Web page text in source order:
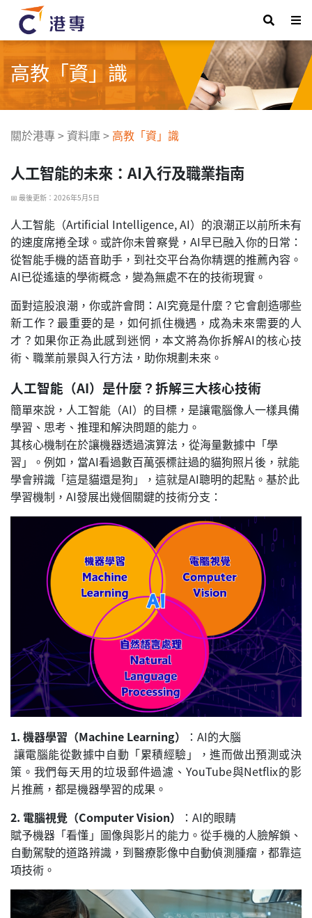
高教「資」識
關於港專>資料庫> 高教「資」識
人工智能的未來：AI入行及職業指南
📅 最後更新：2026年5月5日
人工智能（Artificial Intelligence, AI）的浪潮正以前所未有
的速度席捲全球。或許你未曾察覺，AI早已融入你的日常：
從智能手機的語音助手，到社交平台為你精選的推薦內容。
AI已從遙遠的學術概念，變為無處不在的技術現實。
面對這股浪潮，你或許會問：AI究竟是什麼？它會創造哪些
新工作？最重要的是，如何抓住機遇，成為未來需要的人
才？如果你正為此感到迷惘，本文將為你拆解AI的核心技
術、職業前景與入行方法，助你規劃未來。
人工智能（AI）是什麼？拆解三大核心技術
簡單來說，人工智能（AI）的目標，是讓電腦像人一樣具備
學習、思考、推理和解決問題的能力。
其核心機制在於讓機器透過演算法，從海量數據中「學
習」。例如，當AI看過數百萬張標註過的貓狗照片後，就能
學會辨識「這是貓還是狗」，這就是AI聰明的起點。基於此
學習機制，AI發展出幾個關鍵的技術分支：
1. 機器學習（Machine Learning）
：AI的大腦
讓電腦能從數據中自動「累積經驗」，進而做出預測或決
策。我們每天用的垃圾郵件過濾、YouTube與Netflix的影
片推薦，都是機器學習的成果。
2. 電腦視覺（Computer Vision）
：AI的眼睛
賦予機器「看懂」圖像與影片的能力。從手機的人臉解鎖、
自動駕駛的道路辨識，到醫療影像中自動偵測腫瘤，都靠這
項技術。